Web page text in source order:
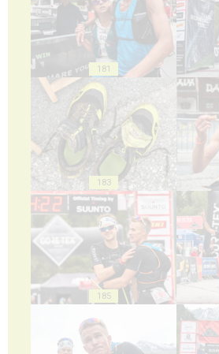
181
183
185